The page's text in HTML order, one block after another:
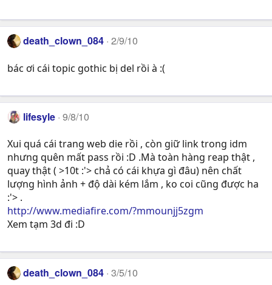
death_clown_084 2/9/10
bác ơi cái topic gothic bị del rồi à :(
lifesyle 9/8/10
Xui quá cái trang web die rồi , còn giữ link trong idm
nhưng quên mất pass rồi :D .Mà toàn hàng reap thật ,
quay thật ( >10t :'> chả có cái khựa gì đâu) nên chất
lượng hình ảnh + độ dài kém lắm , ko coi cũng được ha
:'> .
http://www.mediafire.com/?mmounjj5zgm
Xem tạm 3d đi :D
death_clown_084 3/5/10